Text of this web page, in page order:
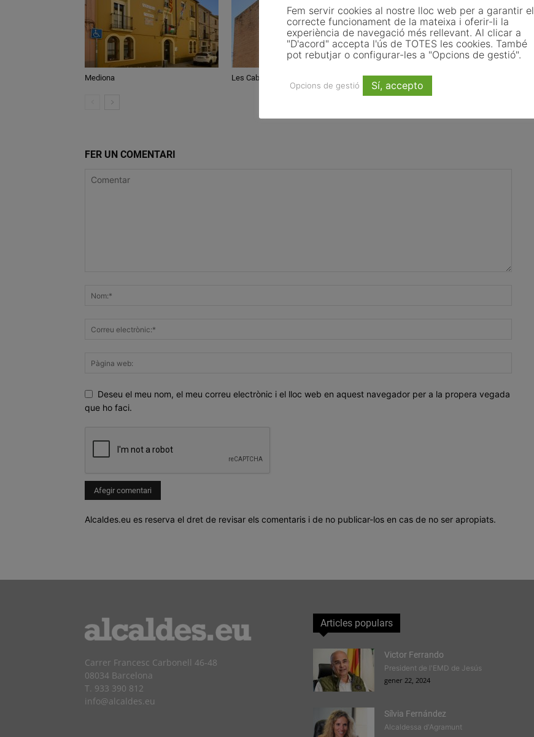
Mediona Les Cabanyes Andorra la Vella
FER UN COMENTARI
Deseu el meu nom, el meu correu electrònic i el lloc web en aquest navegador per a la propera vegada
que ho faci.
Alcaldes.eu es reserva el dret de revisar els comentaris i de no publicar-los en cas de no ser apropiats.
Carrer Francesc Carbonell 46-48
08034 Barcelona
T. 933 390 812
info@alcaldes.eu
Articles populars
Victor Ferrando
President de l'EMD de Jesús
gener 22, 2024
Sílvia Fernández
Alcaldessa d'Agramunt
Fem servir cookies al nostre lloc web per a garantir el
correcte funcionament de la mateixa i oferir-li la
experiència de navegació més rellevant. Al clicar a
"D'acord" accepta l'ús de TOTES les cookies. També
pot rebutjar o configurar-les a "Opcions de gestió".
Opcions de gestió Sí, accepto